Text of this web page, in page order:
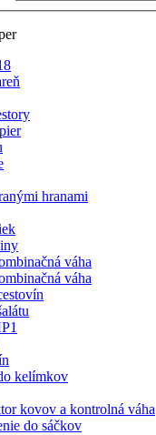
hranami
váha
váha
kelímkov
kovov a kontrolná váha
do sáčkov